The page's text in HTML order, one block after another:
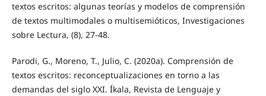
textos escritos: algunas teorías y modelos de comprensión
de textos multimodales o multisemióticos, Investigaciones
sobre Lectura, (8), 27-48.
Parodi, G., Moreno, T., Julio, C. (2020a). Comprensión de
textos escritos: reconceptualizaciones en torno a las
demandas del siglo XXI. Íkala, Revista de Lenguaje y